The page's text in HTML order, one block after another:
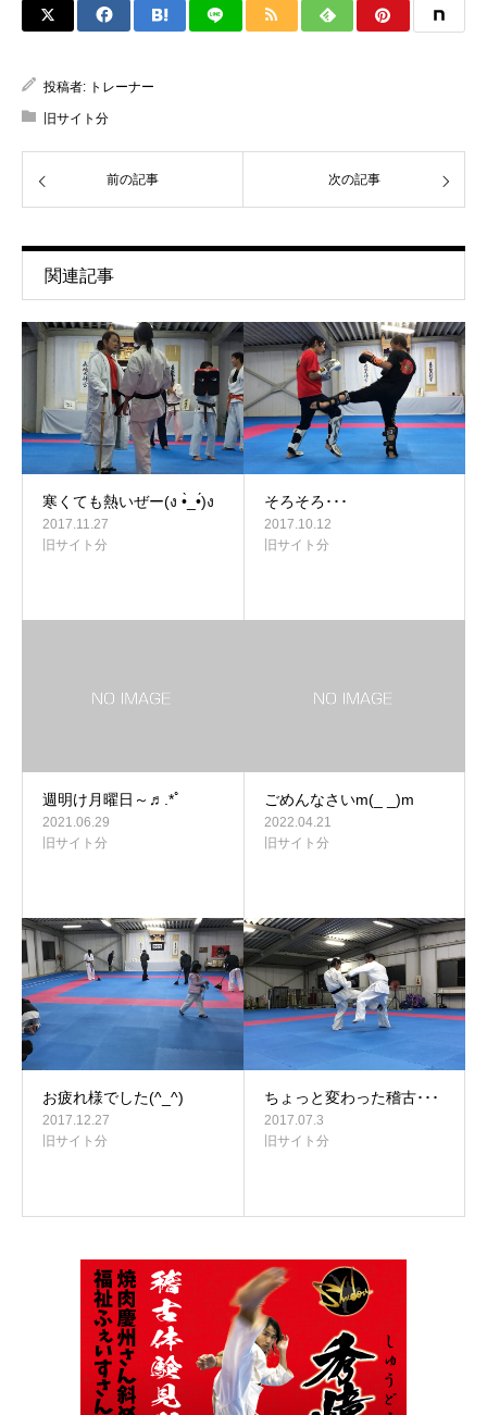
投稿者: トレーナー
旧サイト分
前の記事 次の記事
関連記事
寒くても熱いぜー(ง •̀_•́)ง
2017.11.27
旧サイト分
そろそろ･･･
2017.10.12
旧サイト分
週明け月曜日～♬.*ﾟ
2021.06.29
旧サイト分
ごめんなさいm(_ _)m
2022.04.21
旧サイト分
お疲れ様でした(^_^)
2017.12.27
旧サイト分
ちょっと変わった稽古･･･
2017.07.3
旧サイト分